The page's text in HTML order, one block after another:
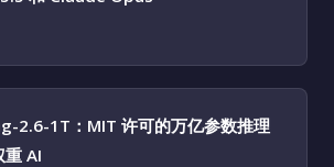
2.6-1T：MIT 许可的万亿参数推理
重 AI